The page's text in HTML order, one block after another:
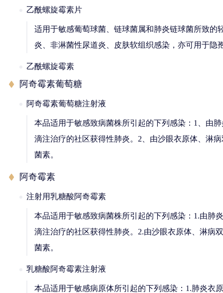
乙酰螺旋霉素片
适用于敏感葡萄球菌、链球菌属和肺炎链球菌所致
炎、非淋菌性尿道炎、皮肤软组织感染，亦可用于
乙酰螺旋霉素
阿奇霉素葡萄糖
阿奇霉素葡萄糖注射液
本品适用于敏感致病菌株所引起的下列感染：1、由
滴注治疗的社区获得性肺炎。2、由沙眼衣原体、淋
菌素。
阿奇霉素
注射用乳糖酸阿奇霉素
本品适用于敏感致病菌株所引起的下列感染：1.由肺
滴注治疗的社区获得性肺炎。2.由沙眼衣原体、淋病
菌素。
乳糖酸阿奇霉素注射液
本品适用于敏感病原体所引起的下列感染：1.肺炎衣